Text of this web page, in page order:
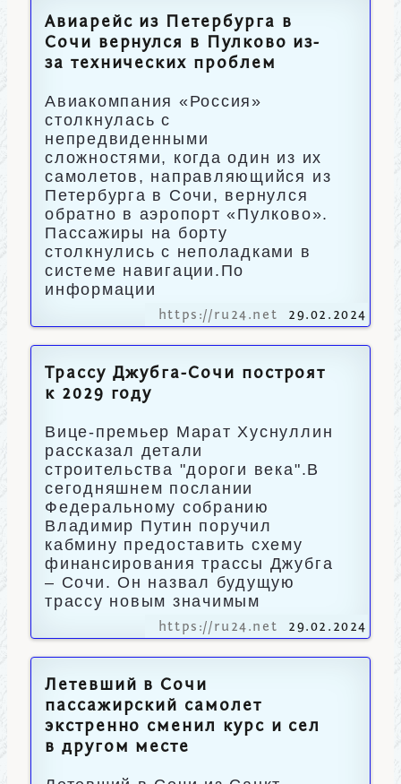
Авиарейс из Петербурга в
Сочи вернулся в Пулково из-
за технических проблем
Авиакомпания «Россия»
столкнулась с
непредвиденными
сложностями, когда один из их
самолетов, направляющийся из
Петербурга в Сочи, вернулся
обратно в аэропорт «Пулково».
Пассажиры на борту
столкнулись с неполадками в
системе навигации.По
информации
https://ru24.net 29.02.2024
Трассу Джубга-Сочи построят
к 2029 году
Вице-премьер Марат Хуснуллин
рассказал детали
строительства "дороги века".В
сегодняшнем послании
Федеральному собранию
Владимир Путин поручил
кабмину предоставить схему
финансирования трассы Джубга
– Сочи. Он назвал будущую
трассу новым значимым
https://ru24.net 29.02.2024
Летевший в Сочи
пассажирский самолет
экстренно сменил курс и сел
в другом месте